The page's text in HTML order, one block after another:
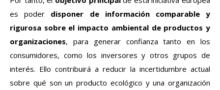
es poder disponer de información comparable y
rigurosa sobre el impacto ambiental de productos y
organizaciones, para generar confianza tanto en los
consumidores, como los inversores y otros grupos de
interés. Ello contribuirá a reducir la incertidumbre actual
sobre qué son un producto ecológico y una organización